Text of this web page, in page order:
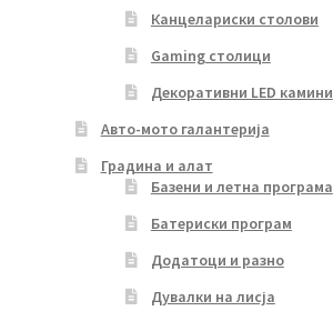
Канцелариски столови
Gaming столици
Декоративни LED камини
Авто-мото галантерија
Градина и алат
Базени и летна програма
Батериски програм
Додатоци и разно
Дувалки на лисја